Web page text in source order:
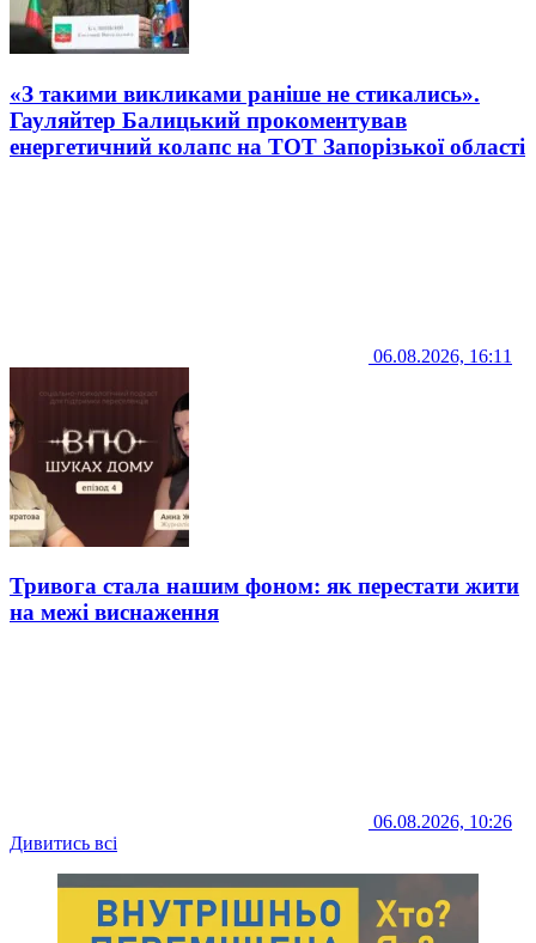
«З такими викликами раніше не стикались».
Гауляйтер Балицький прокоментував
енергетичний колапс на ТОТ Запорізької області
06.08.2026, 16:11
Тривога стала нашим фоном: як перестати жити
на межі виснаження
06.08.2026, 10:26
Дивитись всі